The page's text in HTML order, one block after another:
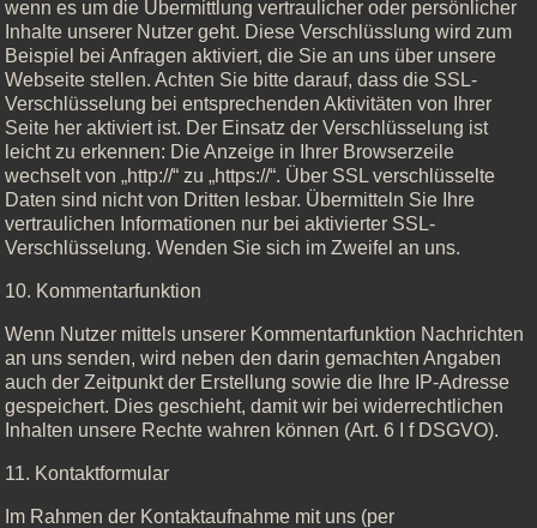
wenn es um die Übermittlung vertraulicher oder persönlicher
Inhalte unserer Nutzer geht. Diese Verschlüsslung wird zum
Beispiel bei Anfragen aktiviert, die Sie an uns über unsere
Webseite stellen. Achten Sie bitte darauf, dass die SSL-
Verschlüsselung bei entsprechenden Aktivitäten von Ihrer
Seite her aktiviert ist. Der Einsatz der Verschlüsselung ist
leicht zu erkennen: Die Anzeige in Ihrer Browserzeile
wechselt von „http://“ zu „https://“. Über SSL verschlüsselte
Daten sind nicht von Dritten lesbar. Übermitteln Sie Ihre
vertraulichen Informationen nur bei aktivierter SSL-
Verschlüsselung. Wenden Sie sich im Zweifel an uns.
10. Kommentarfunktion
Wenn Nutzer mittels unserer Kommentarfunktion Nachrichten
an uns senden, wird neben den darin gemachten Angaben
auch der Zeitpunkt der Erstellung sowie die Ihre IP-Adresse
gespeichert. Dies geschieht, damit wir bei widerrechtlichen
Inhalten unsere Rechte wahren können (Art. 6 I f DSGVO).
11. Kontaktformular
Im Rahmen der Kontaktaufnahme mit uns (per